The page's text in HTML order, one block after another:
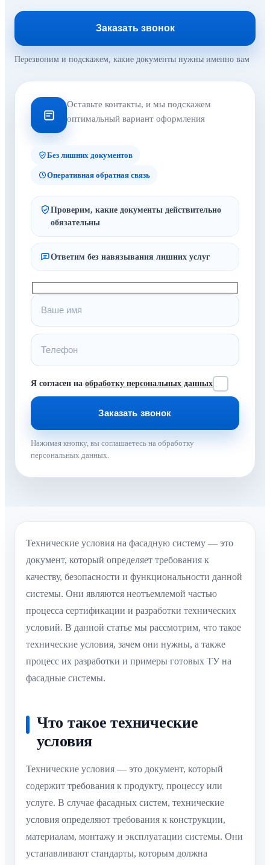
Заказать звонок
Перезвоним и подскажем, какие документы нужны именно вам
Оставьте контакты, и мы подскажем
оптимальный вариант оформления
Без лишних документов
Оперативная обратная связь
Проверим, какие документы действительно
обязательны
Ответим без навязывания лишних услуг
Я согласен на обработку персональных данных
Нажимая кнопку, вы соглашаетесь на обработку
персональных данных.
Технические условия на фасадную систему — это
документ, который определяет требования к
качеству, безопасности и функциональности данной
системы. Они являются неотъемлемой частью
процесса сертификации и разработки технических
условий. В данной статье мы рассмотрим, что такое
технические условия, зачем они нужны, а также
процесс их разработки и примеры готовых ТУ на
фасадные системы.
Что такое технические
условия
Технические условия — это документ, который
содержит требования к продукту, процессу или
услуге. В случае фасадных систем, технические
условия определяют требования к конструкции,
материалам, монтажу и эксплуатации системы. Они
устанавливают стандарты, которым должна